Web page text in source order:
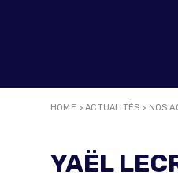
HOME >ACTUALITÉS > NOS
YAËL